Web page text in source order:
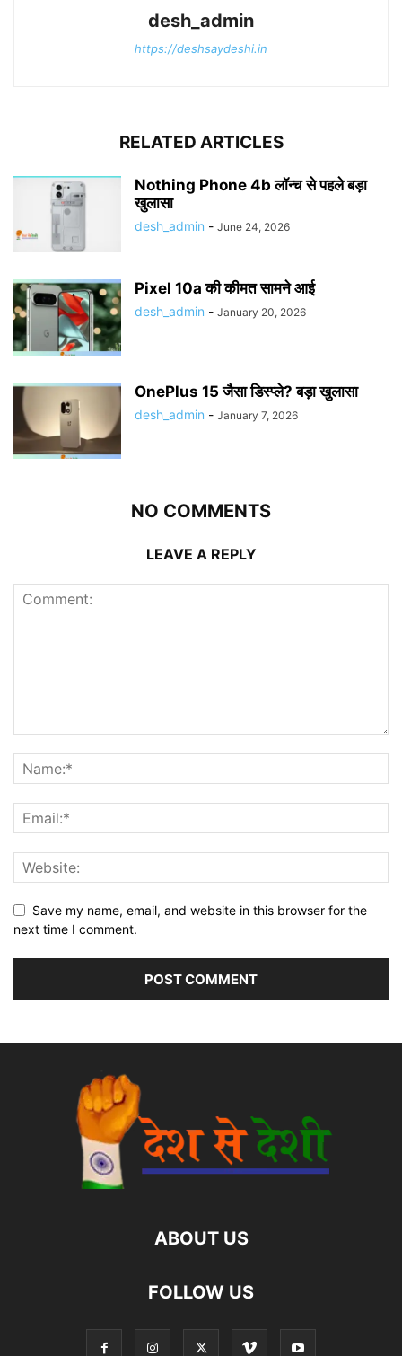
desh_admin
https://deshsaydeshi.in
RELATED ARTICLES
Nothing Phone 4b लॉन्च से पहले बड़ा
खुलासा
desh_admin - June 24, 2026
Pixel 10a की कीमत सामने आई
desh_admin - January 20, 2026
OnePlus 15 जैसा डिस्प्ले? बड़ा खुलासा
desh_admin - January 7, 2026
NO COMMENTS
LEAVE A REPLY
Save my name, email, and website in this browser for the
next time I comment.
ABOUT US
FOLLOW US